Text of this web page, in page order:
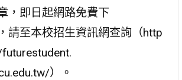
，即日起網路免費下
請至本校招生資訊網查詢（http
）。